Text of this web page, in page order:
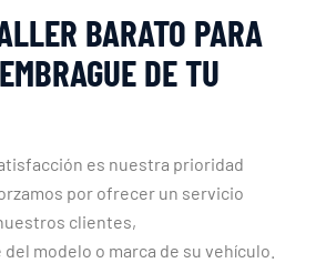
BARATO PARA
DE TU
es nuestra prioridad
por ofrecer un servicio
clientes,
modelo o marca de su vehículo.